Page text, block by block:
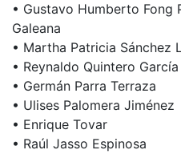
• Gustavo Humberto Fong
Galeana
• Martha Patricia Sánchez
• Reynaldo Quintero García
• Germán Parra Terraza
• Ulises Palomera Jiménez
• Enrique Tovar
• Raúl Jasso Espinosa